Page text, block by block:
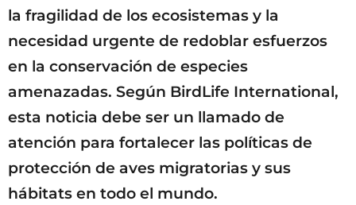
la fragilidad de los ecosistemas y la
necesidad urgente de redoblar esfuerzos
en la conservación de especies
amenazadas. Según BirdLife International,
esta noticia debe ser un llamado de
atención para fortalecer las políticas de
protección de aves migratorias y sus
hábitats en todo el mundo.